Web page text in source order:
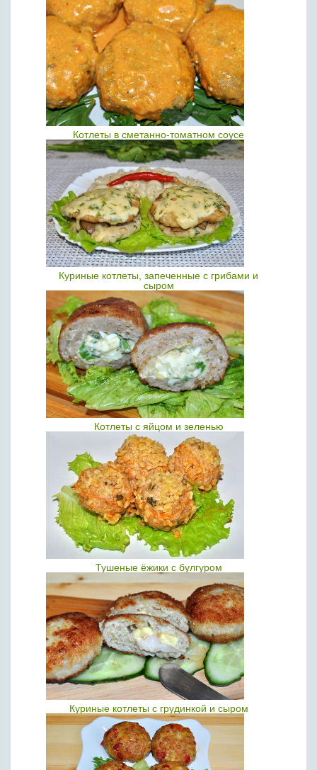
Котлеты в сметанно-томатном соусе
Куриные котлеты, запеченные с грибами и
сыром
Котлеты с яйцом и зеленью
Тушеные ёжики с булгуром
Куриные котлеты с грудинкой и сыром